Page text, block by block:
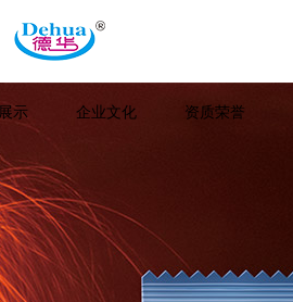
示 企业文化 资质荣誉